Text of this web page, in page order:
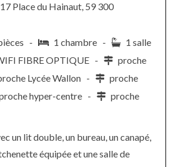
Place du Hainaut, 59 300
- 1 chambre -
1 salle
FIBRE OPTIQUE -
proche
Lycée Wallon -
proche
hyper-centre -
proche
un lit double, un bureau, un canapé,
équipée et une salle de